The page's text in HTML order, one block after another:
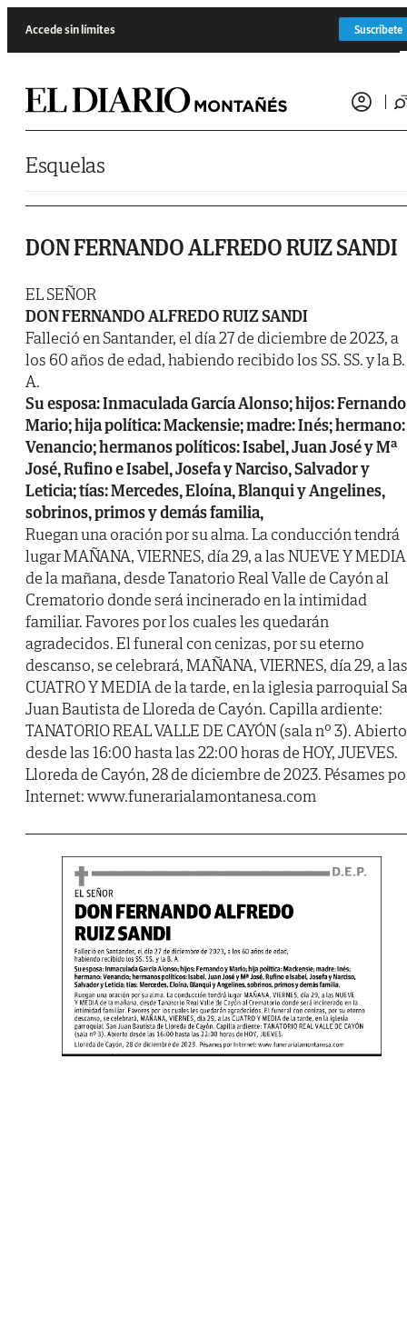
Accede sin límites Suscríbete
Esquelas
DON FERNANDO ALFREDO RUIZ SANDI
EL SEÑOR
DON FERNANDO ALFREDO RUIZ SANDI
Falleció en Santander, el día 27 de diciembre de 2023, a
los 60 años de edad, habiendo recibido los SS. SS. y la B.
A.
Su esposa: Inmaculada García Alonso; hijos:
Mario; hija política: Mackensie; madre: Inés; hermano:
Venancio; hermanos políticos: Isabel, Juan José y Mª
José, Rufino e Isabel, Josefa y Narciso, Salvador y
Leticia; tías: Mercedes, Eloína, Blanqui y Angelines,
sobrinos, primos y demás familia,
Ruegan una oración por su alma. La conducción tendrá
lugar MAÑANA, VIERNES, día 29, a las NUEVE Y MEDIA
de la mañana, desde Tanatorio Real Valle de Cayón al
Crematorio donde será incinerado en la intimidad
familiar. Favores por los cuales les quedarán
agradecidos. El funeral con cenizas, por su eterno
descanso, se celebrará, MAÑANA, VIERNES, día 29, a las
CUATRO Y MEDIA de la tarde, en la iglesia parroquial
Juan Bautista de Lloreda de Cayón. Capilla ardiente:
TANATORIO REAL VALLE DE CAYÓN (sala nº 3). Abierto
desde las 16:00 hasta las 22:00 horas de HOY, JUEVES.
Lloreda de Cayón, 28 de diciembre de 2023. Pésames
Internet: www.funerarialamontanesa.com